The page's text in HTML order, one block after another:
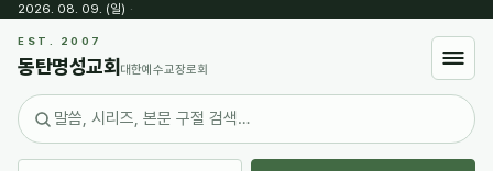
2026. 08. 09. (일) ·
EST. 2007
동탄명성교회 대한예수교장로회
Sketchbook5, 스케치북5